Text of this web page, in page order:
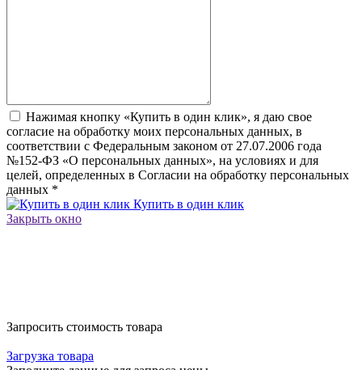
Нажимая кнопку «Купить в один клик», я даю свое
согласие на обработку моих персональных данных, в
соответствии с Федеральным законом от 27.07.2006 года
№152-ФЗ «О персональных данных», на условиях и для
целей, определенных в Согласии на обработку персональных
данных *
Купить в один клик
Закрыть окно
Запросить стоимость товара
Загрузка товара